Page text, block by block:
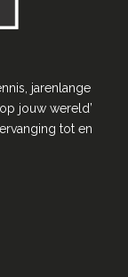
jarenlange
jouw wereld’
tot en